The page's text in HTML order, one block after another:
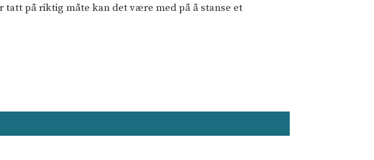
tatt på riktig måte kan det være med på å stanse et